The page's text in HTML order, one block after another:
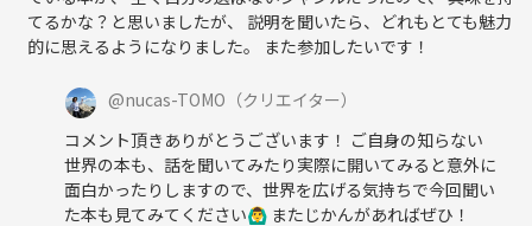
てるかな？と思いましたが、 説明を聞いたら、どれもとても魅力
的に思えるようになりました。 また参加したいです！
@nucas-TOMO （クリエイター）
コメント頂きありがとうございます！ ご自身の知らない
世界の本も、話を聞いてみたり実際に開いてみると意外に
面白かったりしますので、世界を広げる気持ちで今回聞い
た本も見てみてください🙆‍♂️ またじかんがあればぜひ！